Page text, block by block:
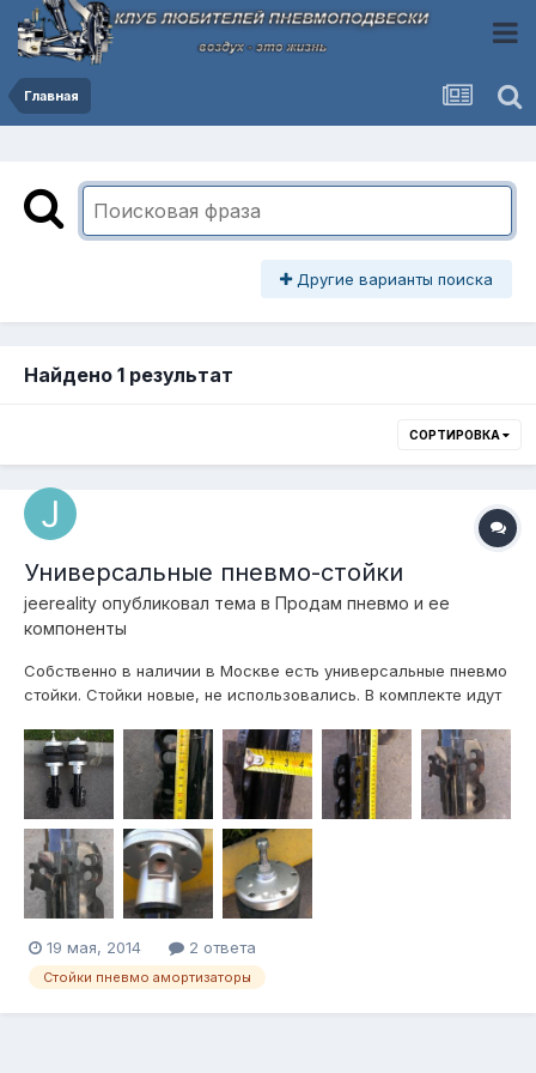
Главная
Другие варианты поиска
Найдено 1 результат
СОРТИРОВКА
Универсальные пневмо-стойки
jeereality опубликовал тема в Продам пневмо и ее
компоненты
Собственно в наличии в Москве есть универсальные пневмо
стойки. Стойки новые, не использовались. В комплекте идут
вопроса 20 тыс за пару. тел. 8-9I6-44O-2O-O7 Сергей
19 мая, 2014 2 ответа
Стойки пневмо амортизаторы